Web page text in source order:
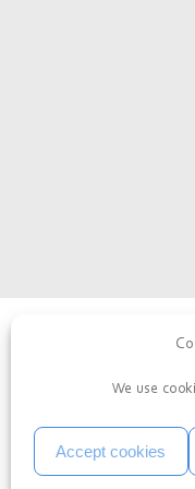
We use
Accept cookies
Cookie Policy (EU)